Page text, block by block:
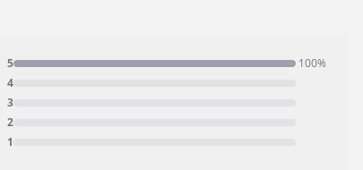
1
2
3
4
5 100%